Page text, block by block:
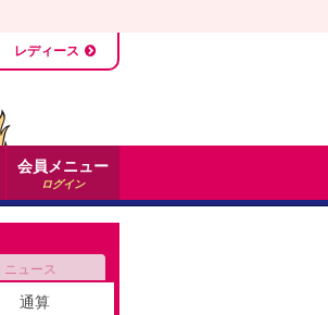
レディース
会員メニュー
ログイン
ニュース
通算